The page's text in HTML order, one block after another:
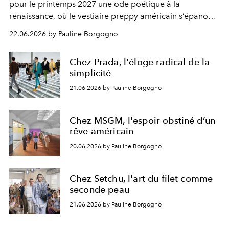
pour le printemps 2027 une ode poétique à la
renaissance, où le vestiaire preppy américain s’épanouit
dans un jardin imaginaire peuplé de fleurs, d’insectes et
de savoir-faire d’exception.
22.06.2026 by Pauline Borgogno
Chez Prada, l'éloge radical de la
simplicité
21.06.2026 by Pauline Borgogno
Chez MSGM, l'espoir obstiné d’un
rêve américain
20.06.2026 by Pauline Borgogno
Chez Setchu, l'art du filet comme
seconde peau
21.06.2026 by Pauline Borgogno